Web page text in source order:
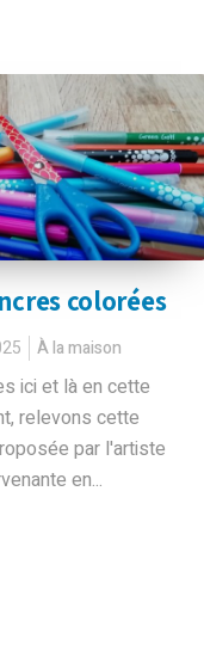
colorées
À la maison
ici et là en cette
relevons cette
par l'artiste
en...